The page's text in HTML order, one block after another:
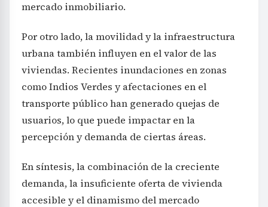
mercado inmobiliario.
Por otro lado, la movilidad y la infraestructura
urbana también influyen en el valor de las
viviendas. Recientes inundaciones en zonas
como Indios Verdes y afectaciones en el
transporte público han generado quejas de
usuarios, lo que puede impactar en la
percepción y demanda de ciertas áreas.
En síntesis, la combinación de la creciente
demanda, la insuficiente oferta de vivienda
accesible y el dinamismo del mercado